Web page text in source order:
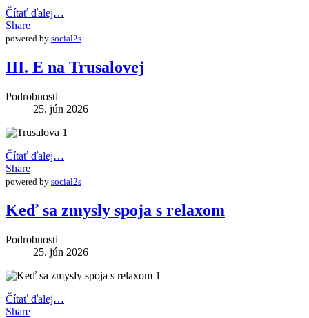
Čítať ďalej…
Share
powered by social2s
III. E na Trusalovej
Podrobnosti
25. jún 2026
Čítať ďalej…
Share
powered by social2s
Keď sa zmysly spoja s relaxom
Podrobnosti
25. jún 2026
Čítať ďalej…
Share